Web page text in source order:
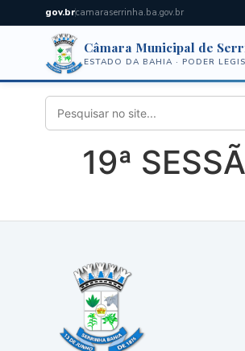
gov.brcamaraserrinha.ba.gov.br
Câmara Municipal de
ESTADO DA BAHIA · PODER
19ª